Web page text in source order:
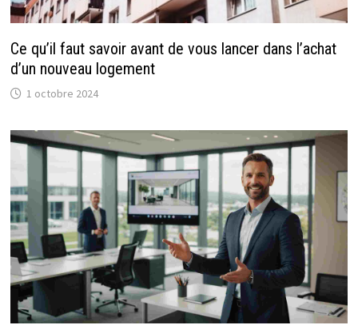
Ce qu’il faut savoir avant de vous lancer dans l’achat
d’un nouveau logement
1 octobre 2024